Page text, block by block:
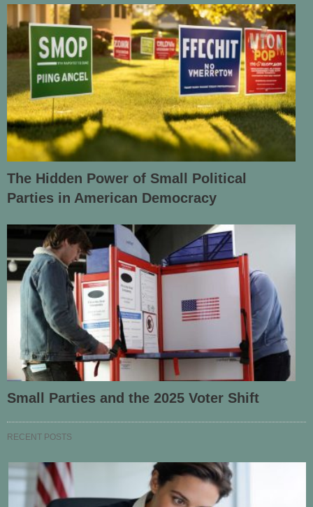
The Hidden Power of Small Political
Parties in American Democracy
Small Parties and the 2025 Voter Shift
RECENT POSTS